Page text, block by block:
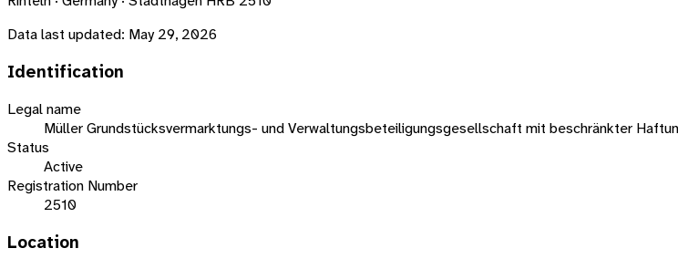
Data last updated: May 29, 2026
Identification
Legal name
Müller Grundstücksvermarktungs- und Verwaltungsbeteiligungsgesellschaft mit beschränkter
Status
Active
Registration Number
2510
Location